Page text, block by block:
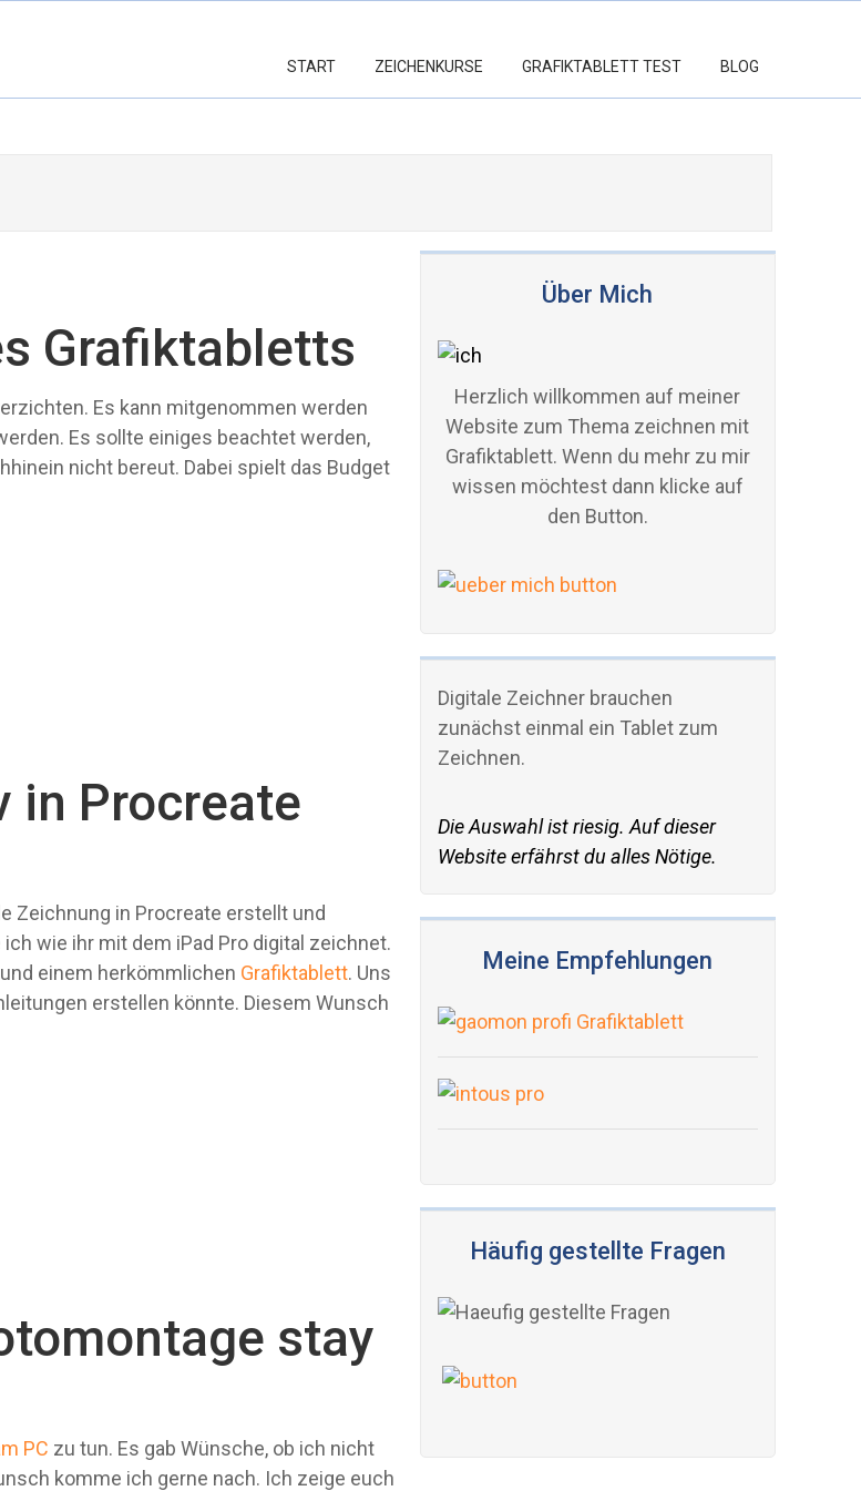
START ZEICHENKURSE GRAFIKTABLETT TEST BLOG
Grafiktabletts
Es kann mitgenommen werden
Es sollte einiges beachtet werden,
nicht bereut. Dabei spielt das Budget
in Procreate
Zeichnung in Procreate erstellt und
wie ihr mit dem iPad Pro digital zeichnet.
und einem herkömmlichen Grafiktablett. Uns
erstellen könnte. Diesem Wunsch
stay
PC zu tun. Es gab Wünsche, ob ich nicht
komme ich gerne nach. Ich zeige euch
Über Mich
Herzlich willkommen auf meiner
Website zum Thema zeichnen mit
Grafiktablett. Wenn du mehr zu mir
wissen möchtest dann klicke auf
den Button.
Digitale Zeichner brauchen
zunächst einmal ein Tablet zum
Zeichnen.
Die Auswahl ist riesig. Auf dieser
Website erfährst du alles Nötige.
Meine Empfehlungen
Häufig gestellte Fragen